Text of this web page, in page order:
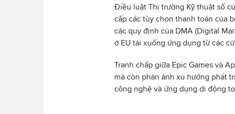
Điều luật Thị trường Kỹ thuật số
cấp các tùy chọn thanh toán của
các quy định của DMA (Digital
ở EU tải xuống ứng dụng từ các
Tranh chấp giữa Epic Games và
mà còn phản ánh xu hướng phát
công nghệ và ứng dụng di động